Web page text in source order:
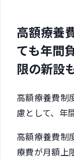
高額療養
ても年間
限の新設
高額療養費制
慮として、年
高額療養費制
療費が月額上